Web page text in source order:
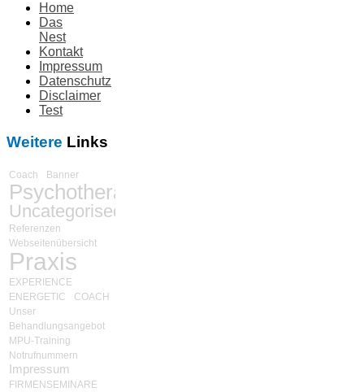
Home
Das
Nest
Kontakt
Impressum
Datenschutz
Disclaimer
Test
Weitere Links
Coach Banner
Psychotherapie
Uncategorised
Referenzen
Webseitenübersicht
Praxis
EXPERIENCE
ENERGETIC
COACH
Unser
Behandlungsangebot
MPU-Training
Notrufnummern
Impressum
FIRMENSEMINARE